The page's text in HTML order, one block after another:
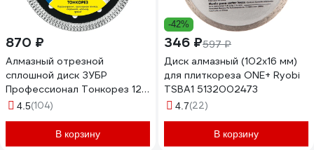
870 ₽
Алмазный отрезной
сплошной диск ЗУБР
Профессионал Тонкорез 125
мм, по керамограниту,
4.5(104)
В корзину
-42%
346 ₽597 ₽
Диск алмазный (102х16 мм)
для плиткореза ONE+ Ryobi
TSBA1 5132002473
4.7(22)
В корзину